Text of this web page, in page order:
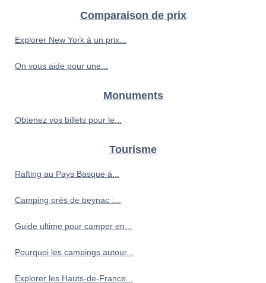
Comparaison de prix
Explorer New York à un prix...
On vous aide pour une...
Monuments
Obtenez vos billets pour le...
Tourisme
Rafting au Pays Basque à...
Camping près de beynac :...
Guide ultime pour camper en...
Pourquoi les campings autour...
Explorer les Hauts-de-France...